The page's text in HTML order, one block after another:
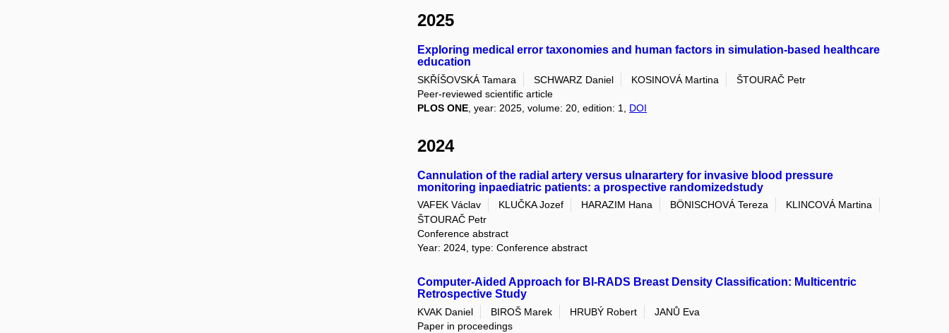
2025
Exploring medical error taxonomies and human factors in simulation-based healthcare
education
SKŘÍŠOVSKÁ Tamara SCHWARZ Daniel KOSINOVÁ Martina
ŠTOURAČ Petr
Peer-reviewed scientific article
PLOS ONE , year: 2025, volume: 20, edition: 1, DOI
2024
Cannulation of the radial artery versus ulnarartery for invasive blood pressure
monitoring inpaediatric patients: a prospective randomizedstudy
VAFEK Václav KLUČKA Jozef HARAZIM Hana BÖNISCHOVÁ Tereza
KLINCOVÁ Martina
ŠTOURAČ Petr
Conference abstract
Year: 2024, type: Conference abstract
Computer-Aided Approach for BI-RADS Breast Density Classification: Multicentric
Retrospective Study
KVAK Daniel BIROŠ Marek HRUBÝ Robert
JANŮ Eva
Paper in proceedings